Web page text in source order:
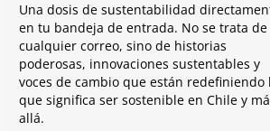
Una dosis de sustentabilidad
en tu bandeja de entrada. No se trata de
cualquier correo, sino de historias
poderosas, innovaciones sustentables y
voces de cambio que están redefiniendo
que significa ser sostenible en Chile y
allá.